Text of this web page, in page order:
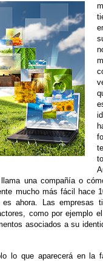
una compañía o
mucho más fácil hace
ahora. Las empresas
como por ejemplo
asociados a su
lo que aparecerá en la